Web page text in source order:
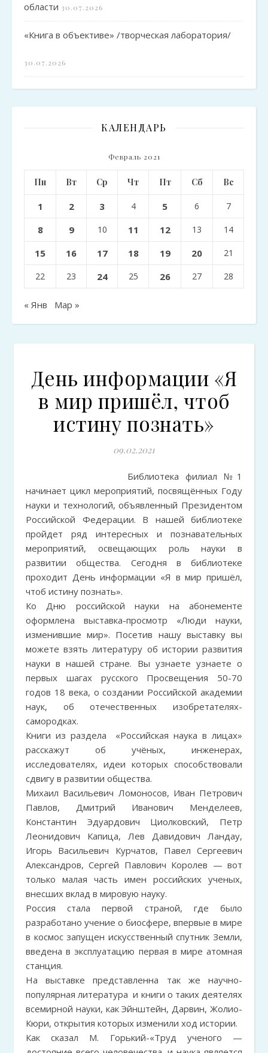
области 30.07.2026
«Книга в объективе» /творческая лаборатория/
30.07.2026
КАЛЕНДАРЬ
Февраль 2021
Пн Вт Ср Чт Пт Сб Вс
1 2 3 4 5 6 7
8 9 10 11 12 13 14
15 16 17 18 19 20 21
22 23 24 25 26 27 28
« Янв Мар »
День информации «Я
в мир пришёл, чтоб
истину познать»
09.02.2021
Библиотека филиал №1
начинает цикл мероприятий, посвящённых Году
науки и технологий, объявленный Президентом
Российской Федерации. В нашей библиотеке
пройдет ряд интересных и познавательных
мероприятий, освещающих роль науки в
развитии общества. Сегодня в библиотеке
проходит День информации «Я в мир пришёл,
чтоб истину познать».
Ко Дню российской науки на абонементе
оформлена выставка-просмотр «Люди науки,
изменившие мир». Посетив нашу выставку вы
можете взять литературу об истории развития
науки в нашей стране. Вы узнаете узнаете о
первых шагах русского Просвещения 50-70
годов 18 века, о создании Российской академии
наук, об отечественных изобретателях-
самородках.
Книги из раздела «Российская наука в лицах»
расскажут об учёных, инженерах,
исследователях, идеи которых способствовали
сдвигу в развитии общества.
Михаил Васильевич Ломоносов, Иван Петрович
Павлов, Дмитрий Иванович Менделеев,
Константин Эдуардович Циолковский, Петр
Леонидович Капица, Лев Давидович Ландау,
Игорь Васильевич Курчатов, Павел Сергеевич
Александров, Сергей Павлович Королев — вот
только малая часть имен российских ученых,
внесших вклад в мировую науку.
Россия стала первой страной, где было
разработано учение о биосфере, впервые в мире
в космос запущен искусственный спутник Земли,
введена в эксплуатацию первая в мире атомная
станция.
На выставке представленна так же научно-
популярная литература и книги о таких деятелях
всемирной науки, как Эйнштейн, Дарвин, Жолио-
Кюри, открытия которых изменили ход истории.
Как сказал М. Горький-«Труд ученого —